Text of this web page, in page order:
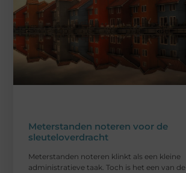
Meterstanden noteren voor de
sleuteloverdracht
Meterstanden noteren klinkt als een kleine
administratieve taak. Toch is het een van de